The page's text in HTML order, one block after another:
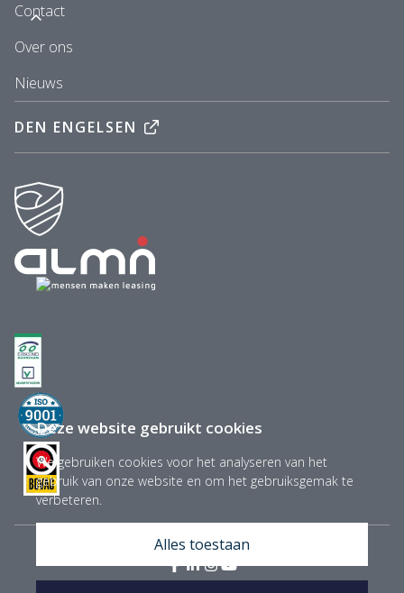
Deze website gebruikt cookies
We gebruiken cookies voor het analyseren van het
gebruik van onze website en om het gebruiksgemak te
verbeteren.
Alles toestaan
Contact
Over ons
Nieuws
DEN ENGELSEN